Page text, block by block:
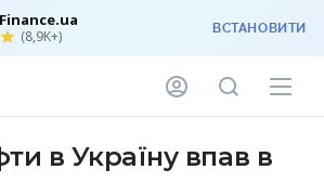
(8,9K+) ВСТАНОВИТИ
в Україну впав в